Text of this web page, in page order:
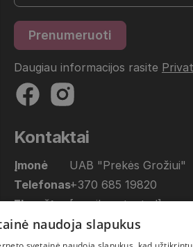
Daugiau informacijos rasite
Kontaktai
Įmonė
UAB "Prekės Grožiui"
Telefonas+370 685 19820
El. paštas[email protected]
Dirbame
10.00 - 17.00
(Pirmadienis-Penktadienis)
naudoja slapukus